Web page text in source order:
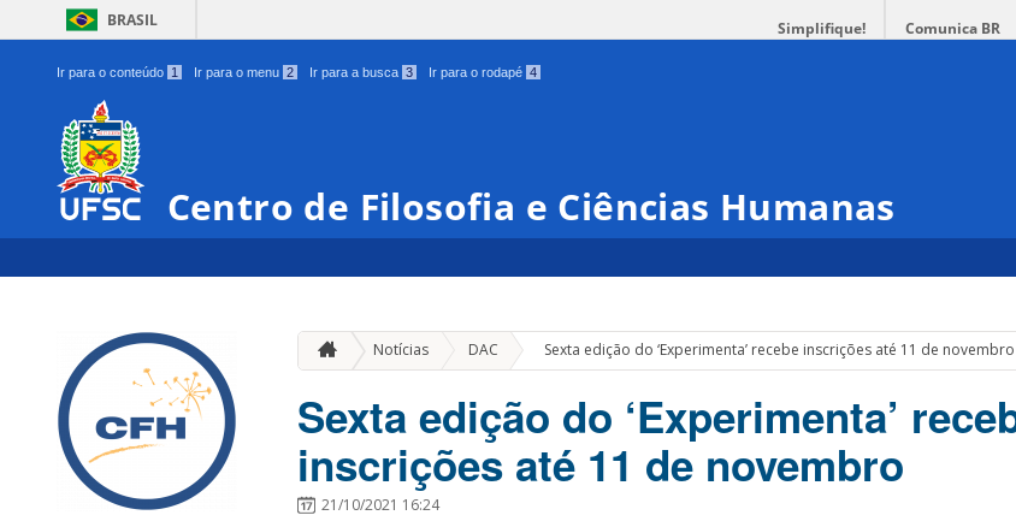
BRASIL Simplifique! Comunica BR
Ir para o conteúdo 1 Ir para o menu 2 Ir para a busca 3 Ir para o rodapé 4
Centro de Filosofia e Ciências Humanas
Notícias DAC » Sexta edição do ‘Experimenta’ recebe inscrições até 11 de novembro
Sexta edição do ‘Experimenta’
inscrições até 11 de novembro
21/10/2021 16:24